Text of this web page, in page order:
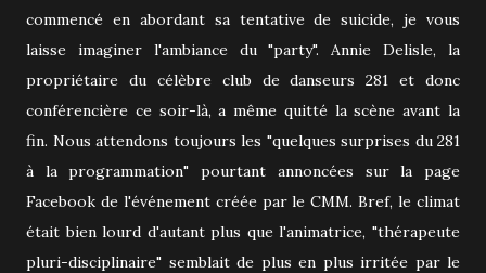
commencé en abordant sa tentative de suicide, je vous
laisse imaginer l'ambiance du "party". Annie Delisle, la
propriétaire du célèbre club de danseurs 281 et donc
conférencière ce soir-là, a même quitté la scène avant la
fin. Nous attendons toujours les "quelques surprises du 281
à la programmation" pourtant annoncées sur la page
Facebook de l'événement créée par le CMM. Bref, le climat
était bien lourd d'autant plus que l'animatrice, "thérapeute
pluri-disciplinaire" semblait de plus en plus irritée par le